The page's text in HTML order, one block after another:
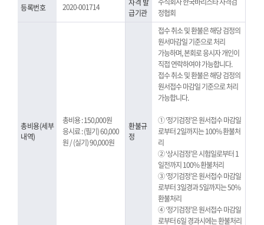
등록번호 2020-001714
자격 발
급기관
정협회
총비용(세부
내역)
총비용 : 150,000원
응시료 : (필기) 60,000
원 / (실기) 90,000원
환불규
정
접수 취소 및 환불은 해당 검정의
원서마감일 기준으로 처리
가능하며, 본회로 응시자 개인이
직접 연락하여야 가능합니다.
접수 취소 및 환불은 해당 검정의
원서접수 마감일 기준으로 처리
가능합니다.
① ‘정기검정’은 원서접수 마감일
로부터 2일까지는 100% 환불처
리
② ‘상시검정’은 시험일로부터 1
일전까지 100% 환불처리
③ ‘정기검정’은 원서접수 마감일
로부터 3일경과 5일까지는 50%
환불처리
④ ‘정기검정’은 원서접수 마감일
로부터 6일 경과시에는 환불처리